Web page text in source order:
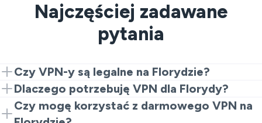
Najczęściej zadawane
pytania
Czy VPN-y są legalne na Florydzie?
VPN-y są na ogół legalne w większości krajów, więc
możesz uzyskać adres IP na Florydzie. Ważne jest
jednak, aby pamiętać, że angażowanie się w nielegalne
Dlaczego potrzebuję VPN dla Florydy?
Aby w pełni korzystać ze swojego życia cyfrowego
poza domem, VPN dla Florydy jest niezbędny. Używaj
Czy mogę korzystać z darmowego VPN na